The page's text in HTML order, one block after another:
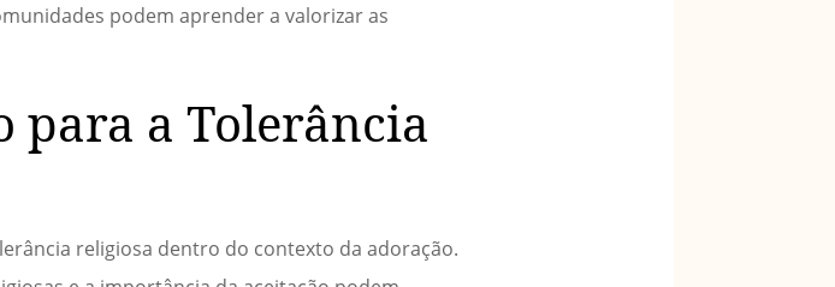
podem aprender a valorizar as
para a Tolerância
religiosa dentro do contexto da adoração.